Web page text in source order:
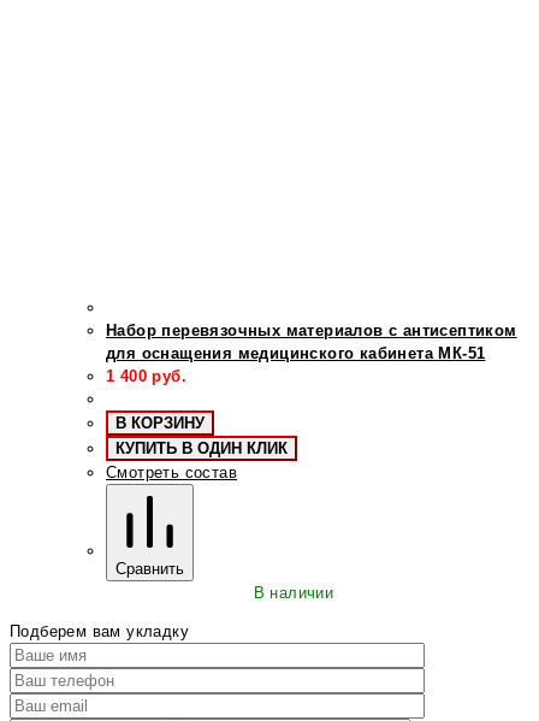
Набор перевязочных материалов с антисептиком
для оснащения медицинского кабинета МК-51
1 400 руб.
В КОРЗИНУ
КУПИТЬ В ОДИН КЛИК
Смотреть состав
Сравнить
В наличии
Подберем вам укладку